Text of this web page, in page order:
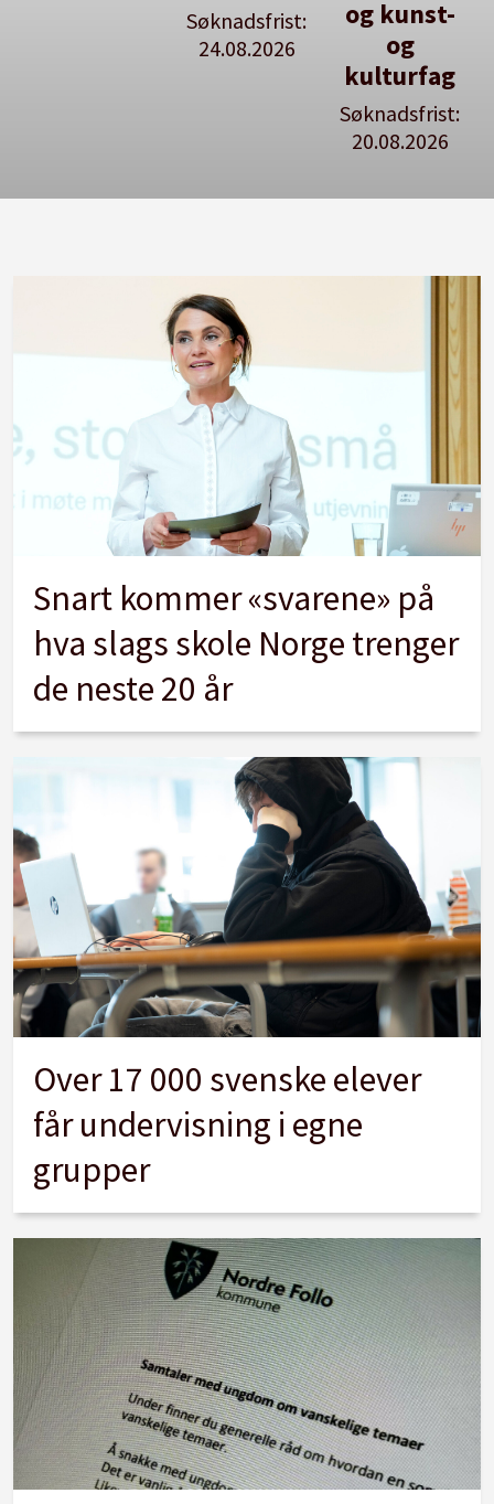
og kunst-
og
Se våre
stillingspakker
Snart kommer «svarene» på
hva slags skole Norge trenger
de neste 20 år
Over 17 000 svenske elever
får undervisning i egne
grupper